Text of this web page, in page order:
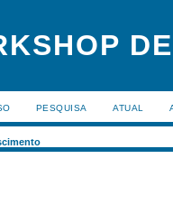
PESQUISA ATUAL